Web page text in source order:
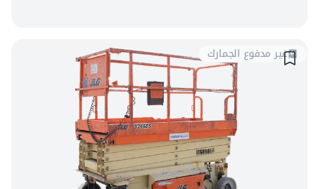
غير مدفوع الجمارك